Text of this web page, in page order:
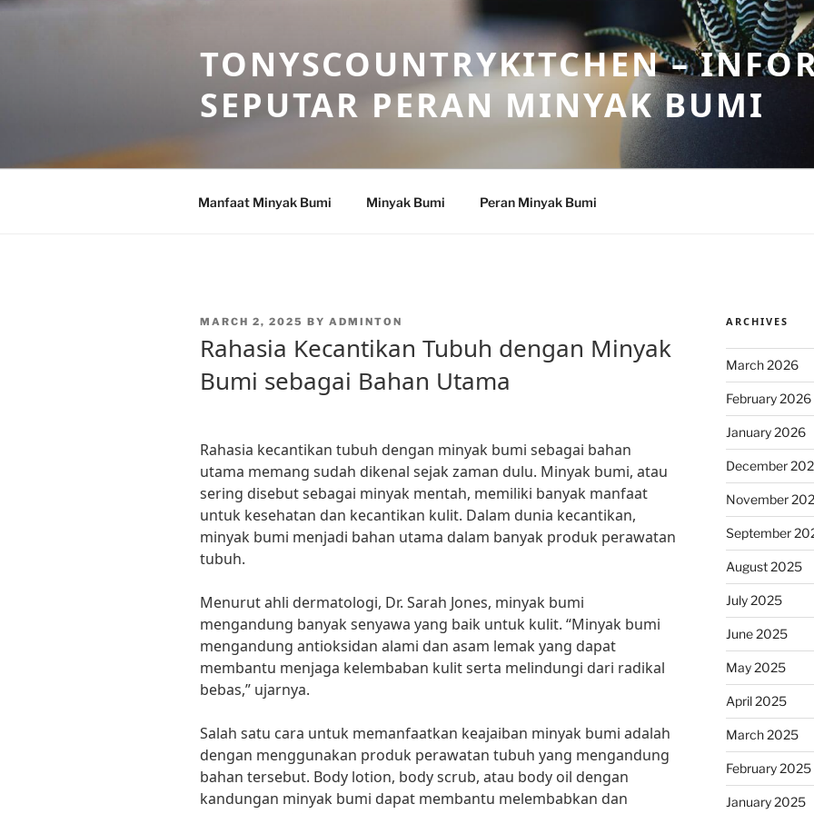
Skip
TONYSCOUNTRYKITCHEN –
SEPUTAR PERAN MINYAK BUMI
Manfaat Minyak Bumi Minyak Bumi Peran Minyak Bumi
POSTED
MARCH 2, 2025 BY ADMINTON
Rahasia Kecantikan Tubuh dengan Minyak
Bumi sebagai Bahan Utama
Rahasia kecantikan tubuh dengan minyak bumi sebagai bahan
utama memang sudah dikenal sejak zaman dulu. Minyak bumi, atau
sering disebut sebagai minyak mentah, memiliki banyak manfaat
untuk kesehatan dan kecantikan kulit. Dalam dunia kecantikan,
minyak bumi menjadi bahan utama dalam banyak produk perawatan
tubuh.
Menurut ahli dermatologi, Dr. Sarah Jones, minyak bumi
mengandung banyak senyawa yang baik untuk kulit. “Minyak bumi
mengandung antioksidan alami dan asam lemak yang dapat
membantu menjaga kelembaban kulit serta melindungi dari radikal
bebas,” ujarnya.
Salah satu cara untuk memanfaatkan keajaiban minyak bumi adalah
dengan menggunakan produk perawatan tubuh yang mengandung
bahan tersebut. Body lotion, body scrub, atau body oil dengan
kandungan minyak bumi dapat membantu melembabkan dan
ARCHIVES
March 2026
February 2026
January 2026
December
November
September
August 2025
July 2025
June 2025
May 2025
April 2025
March 2025
February 2025
January 2025